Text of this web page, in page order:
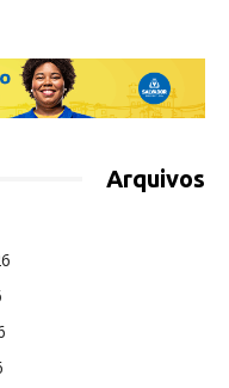
Arquivos